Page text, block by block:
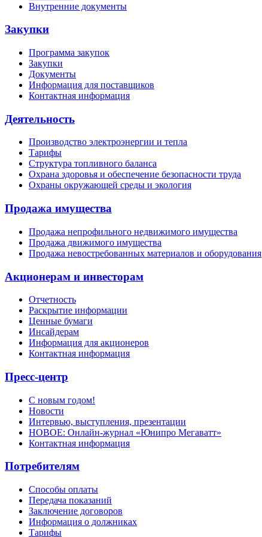
Внутренние документы
Закупки
Программа закупок
Закупки
Документы
Информация для поставщиков
Контактная информация
Деятельность
Производство электроэнергии и тепла
Тарифы
Структура топливного баланса
Охрана здоровья и обеспечение безопасности труда
Охраны окружающей среды и экология
Продажа имущества
Продажа непрофильного недвижимого имущества
Продажа движимого имущества
Продажа невостребованных материалов и оборудования
Акционерам и инвесторам
Отчетность
Раскрытие информации
Ценные бумаги
Инсайдерам
Информация для акционеров
Контактная информация
Пресс-центр
С новым годом!
Новости
Интервью, выступления, презентации
НОВОЕ: Онлайн-журнал «Юнипро Мегаватт»
Контактная информация
Потребителям
Способы оплаты
Передача показаний
Заключение договоров
Информация о должниках
Тарифы